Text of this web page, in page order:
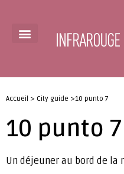
Accueil > City guide >10 punto 7
10 punto 7
Un déjeuner au bord de la